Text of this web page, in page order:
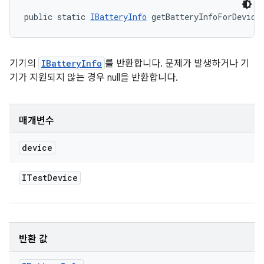
public static IBatteryInfo
기기의 IBatteryInfo 를 반환합니다. 문제가 발생하거나 기
기가 지원되지 않는 경우 null을 반환합니다.
매개변수
device
ITestDevice
반환 값